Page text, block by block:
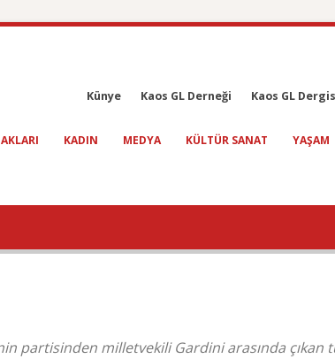
Künye Kaos GL Derneği Kaos GL
KADIN MEDYA KÜLTÜR SANAT YAŞAM
partisinden milletvekili Gardini arasında çıkan